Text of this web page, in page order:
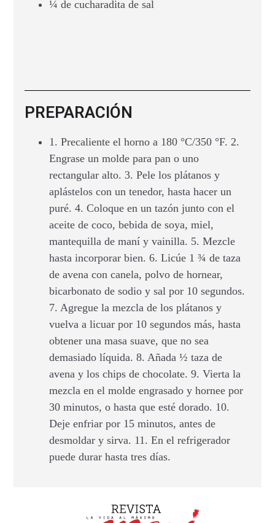
¼ de cucharadita de sal
PREPARACIÓN
1. Precaliente el horno a 180 °C/350 °F. 2.
Engrase un molde para pan o uno
rectangular alto. 3. Pele los plátanos y
aplástelos con un tenedor, hasta hacer un
puré. 4. Coloque en un tazón junto con el
aceite de coco, bebida de soya, miel,
mantequilla de maní y vainilla. 5. Mezcle
hasta incorporar bien. 6. Licúe 1 ¾ de taza
de avena con canela, polvo de hornear,
bicarbonato de sodio y sal por 10 segundos.
7. Agregue la mezcla de los plátanos y
vuelva a licuar por 10 segundos más, hasta
obtener una masa suave, que no sea
demasiado líquida. 8. Añada ½ taza de
avena y los chips de chocolate. 9. Vierta la
mezcla en el molde engrasado y hornee por
30 minutos, o hasta que esté dorado. 10.
Deje enfriar por 15 minutos, antes de
desmoldar y sirva. 11. En el refrigerador
puede durar hasta tres días.